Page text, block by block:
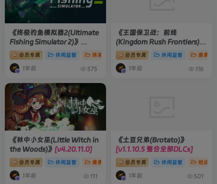
《终极钓鱼模拟器2(Ultimate
Fishing Simulator 2)》
[v1.25.05.30 单机版/联机版]
会员专属 休闲益智 体育竞技 模拟经营
1年前 575
《王国保卫战：前线
(Kingdom Rush Frontiers)》
[v4.2.31]
会员专属 休闲益智 像素游
1年前 116
《林中小女巫(Little Witch in
the Woods)》 [v4.20.11.0]
会员专属 休闲益智 像素游戏 热门推荐
1年前 111
《土豆兄弟(Brotato)》
[v1.1.10.5 整合全部DLCs]
会员专属 休闲益智 枪战射
1年前 501